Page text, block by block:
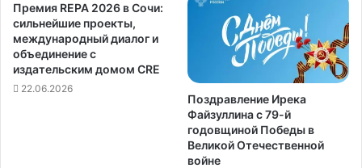
Премия REPA 2026 в Сочи:
сильнейшие проекты,
международный диалог и
объединение с
издательским домом CRE
22.06.2026
Поздравление Ирека
Файзуллина с 79-й
годовщиной Победы в
Великой Отечественной
войне